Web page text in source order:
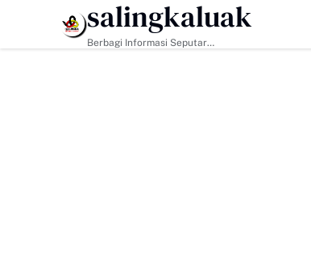
HEADLINE
salingkaluak
Berbagi Informasi Seputar